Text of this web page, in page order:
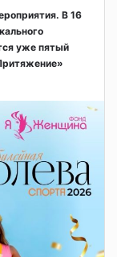
В 16
уже пятый